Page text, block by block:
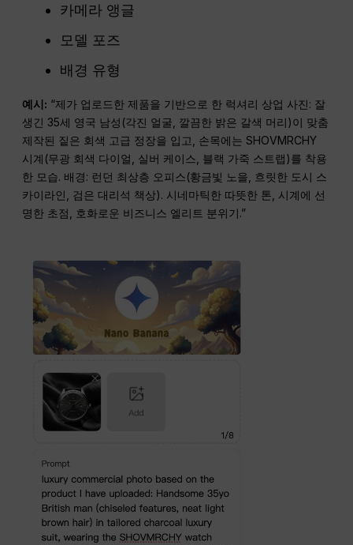
카메라 앵글
모델 포즈
배경 유형
예시: “제가 업로드한 제품을 기반으로 한 럭셔리 상업 사진: 잘
생긴 35세 영국 남성(각진 얼굴, 깔끔한 밝은 갈색 머리)이 맞춤
제작된 짙은 회색 고급 정장을 입고, 손목에는 SHOVMRCHY
시계(무광 회색 다이얼, 실버 케이스, 블랙 가죽 스트랩)를 착용
한 모습. 배경: 런던 최상층 오피스(황금빛 노을, 흐릿한 도시 스
카이라인, 검은 대리석 책상). 시네마틱한 따뜻한 톤, 시계에 선
명한 초점, 호화로운 비즈니스 엘리트 분위기.”